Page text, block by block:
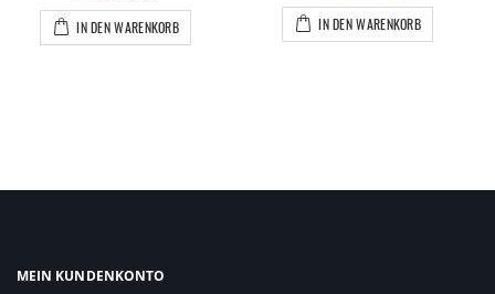
IN DEN WARENKORB IN DEN WARENKORB
MEIN KUNDENKONTO